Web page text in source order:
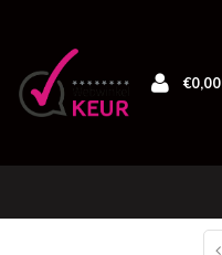
€0,00